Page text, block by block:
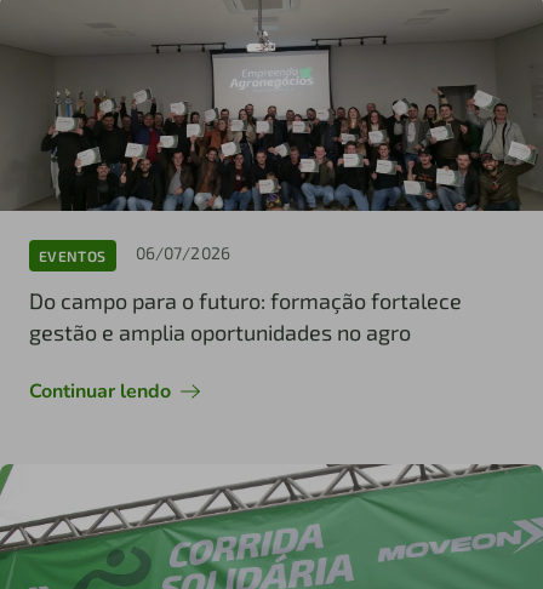
EVENTOS 06/07/2026
Do campo para o futuro: formação fortalece
gestão e amplia oportunidades no agro
Continuar lendo